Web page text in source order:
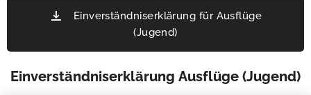
Einverständniserklärung für Ausflüge
(Jugend)
Einverständniserklärung Ausflüge (Jugend)